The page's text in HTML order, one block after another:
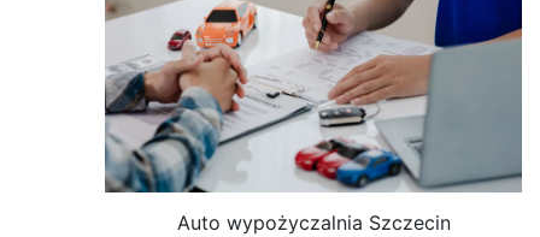
Auto wypożyczalnia Szczecin